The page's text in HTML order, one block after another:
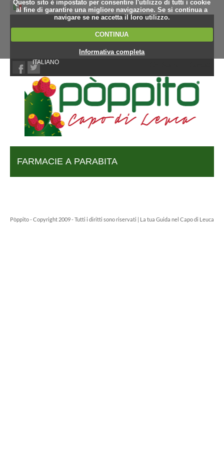
Questo sito è impostato per consentire l'utilizzo di tutti i cookie
al fine di garantire una migliore navigazione. Se si continua a
navigare se ne accetta il loro utilizzo.
CONTINUA
Informativa completa
ITALIANO
FARMACIE A PARABITA
Pòppito - Copyright 2009 - Tutti i diritti sono riservati | La tua Guida nel Capo di Leuca